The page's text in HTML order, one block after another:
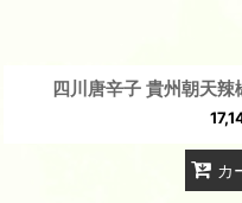
四川唐辛子 貴州朝天
カ